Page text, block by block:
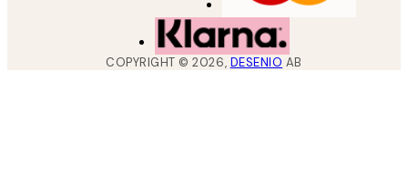
COPYRIGHT ©2026, DESENIO AB